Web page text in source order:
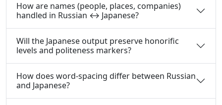
How are names (people, places, companies)
handled in Russian ↔ Japanese?
Will the Japanese output preserve honorific
levels and politeness markers?
How does word-spacing differ between Russian
and Japanese?